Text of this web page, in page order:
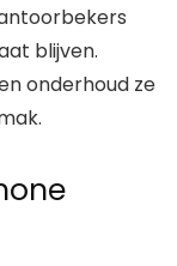
blijven.
onderhoud ze